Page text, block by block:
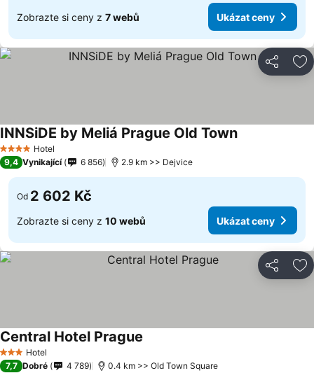
Zobrazte si ceny z 7 webů Ukázat ceny
Sdílet
4 Počet hvězdiček
Hotel
INNSiDE by Meliá Prague Old Town
9,4 Vynikající 6 856 2.9 km >> Dejvice
Od 2 602 Kč
Zobrazte si ceny z 10 webů Ukázat ceny
Sdílet
3 Počet hvězdiček
Hotel
Central Hotel Prague
7,7 Dobré 4 789 0.4 km >> Old Town Square